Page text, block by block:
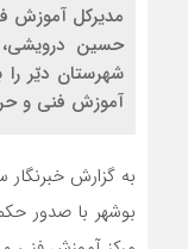
مدیرکل آموزش
حسین
شهرستان دیّر
آموزش فنی و
به گزارش
بوشهر با صدور